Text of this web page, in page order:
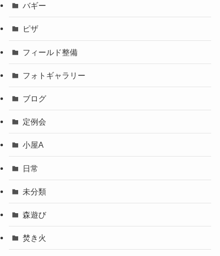
バギー
ピザ
フィールド整備
フォトギャラリー
ブログ
定例会
小屋A
日常
未分類
森遊び
焚き火